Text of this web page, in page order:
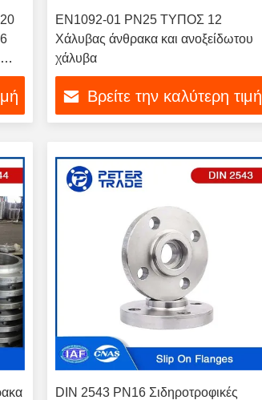
EN1092-01 PN25 ΤΥΠΟΣ 12
Χάλυβας άνθρακα και ανοξείδωτου
χάλυβα
Βρείτε την καλύτερη τιμή
DIN 2543 PN16 Σιδηροτροφικές